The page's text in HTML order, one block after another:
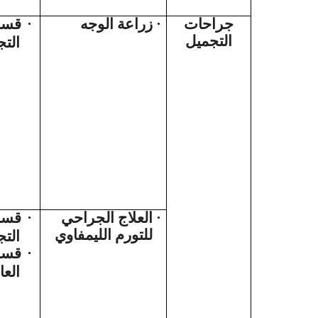
جراحات
التجميل
·زراعة الوجه ·
· العلاج الجراحي
للتورم الليمفاوي
·
·